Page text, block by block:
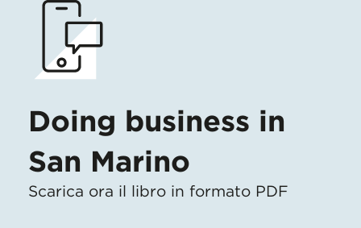
Doing business in
San Marino
Scarica ora il libro in formato PDF